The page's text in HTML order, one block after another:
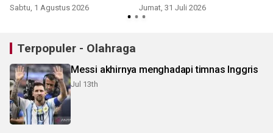
Sabtu, 1 Agustus 2026 Jumat, 31 Juli 2026
Terpopuler - Olahraga
Messi akhirnya menghadapi timnas Inggris
Jul 13th